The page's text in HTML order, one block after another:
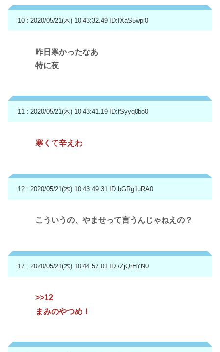
10 : 2020/05/21(木) 10:43:32.49 ID:IXaS5wpi0
昨日寒かったなあ
特に夜
11 : 2020/05/21(木) 10:43:41.19 ID:fSyyq0bo0
寒くて辛えわ
12 : 2020/05/21(木) 10:43:49.31 ID:bGRg1uRA0
こういうの、やませって言うんじゃねえの？
17 : 2020/05/21(木) 10:44:57.01 ID:/ZjQrHYN0
>>12
まみのやつめ！